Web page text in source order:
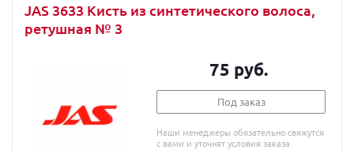
JAS 3633 Кисть из синтетического волоса,
ретушная № 3
75 руб.
Под заказ
Наши менеджеры обязательно свяжутся
с вами и уточнят условия заказа